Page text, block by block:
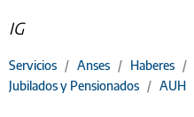
IG
Servicios / Anses / Haberes /
Jubilados y Pensionados / AUH